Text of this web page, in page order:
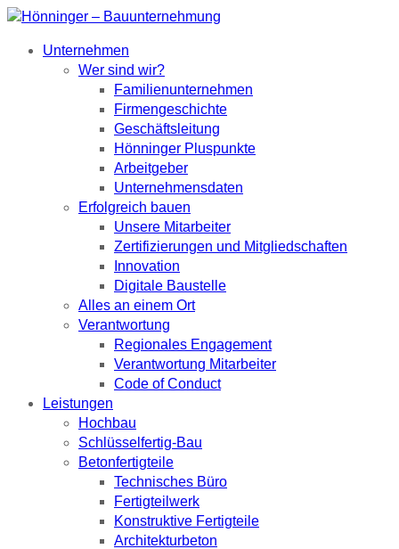
Unternehmen
Wer sind wir?
Familienunternehmen
Firmengeschichte
Geschäftsleitung
Hönninger Pluspunkte
Arbeitgeber
Unternehmensdaten
Erfolgreich bauen
Unsere Mitarbeiter
Zertifizierungen und Mitgliedschaften
Innovation
Digitale Baustelle
Alles an einem Ort
Verantwortung
Regionales Engagement
Verantwortung Mitarbeiter
Code of Conduct
Leistungen
Hochbau
Schlüsselfertig-Bau
Betonfertigteile
Technisches Büro
Fertigteilwerk
Konstruktive Fertigteile
Architekturbeton